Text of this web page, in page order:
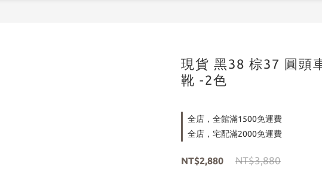
現貨 黑38 棕37 圓頭
靴 -2色
全店，全館滿1500免運費
全店，宅配滿2000免運費
NT$2,880 NT$3,880